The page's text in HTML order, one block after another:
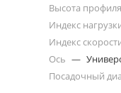
Высота профиля
Индекс
Индекс
Ось —
Посадочный